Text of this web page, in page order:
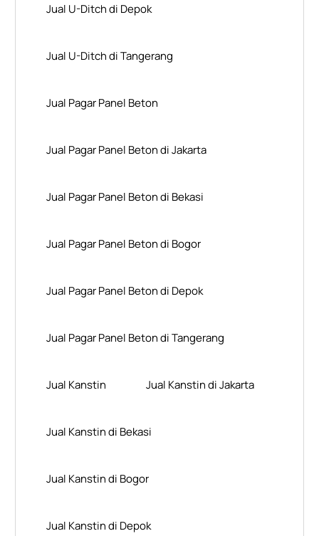
Jual U-Ditch di Depok
Jual U-Ditch di Tangerang
Jual Pagar Panel Beton
Jual Pagar Panel Beton di Jakarta
Jual Pagar Panel Beton di Bekasi
Jual Pagar Panel Beton di Bogor
Jual Pagar Panel Beton di Depok
Jual Pagar Panel Beton di Tangerang
Jual Kanstin Jual Kanstin di Jakarta
Jual Kanstin di Bekasi
Jual Kanstin di Bogor
Jual Kanstin di Depok